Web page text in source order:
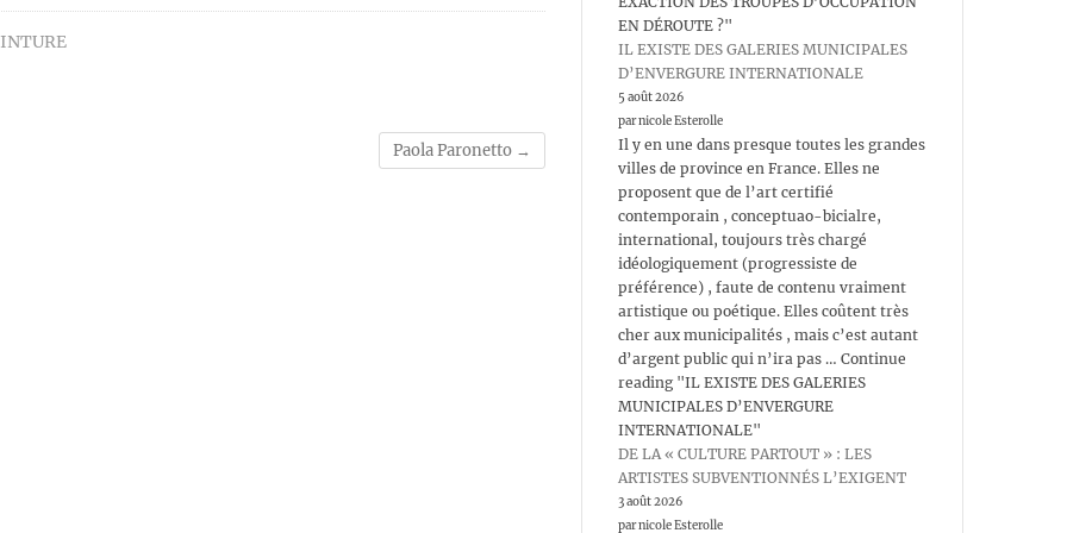
Paola Paronetto →
EN DÉROUTE ?"
IL EXISTE DES GALERIES MUNICIPALES
D’ENVERGURE INTERNATIONALE
5 août 2026
par nicole Esterolle
Il y en une dans presque toutes les grandes
villes de province en France. Elles ne
proposent que de l’art certifié
contemporain , conceptuao-bicialre,
international, toujours très chargé
idéologiquement (progressiste de
préférence) , faute de contenu vraiment
artistique ou poétique. Elles coûtent très
cher aux municipalités , mais c’est autant
d’argent public qui n’ira pas … Continue
reading "IL EXISTE DES GALERIES
MUNICIPALES D’ENVERGURE
INTERNATIONALE"
DE LA « CULTURE PARTOUT » : LES
ARTISTES SUBVENTIONNÉS L’EXIGENT
3 août 2026
par nicole Esterolle